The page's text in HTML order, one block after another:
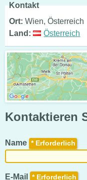
Kontakt
Ort: Wien, Österreich
Land:
Österreich
Kontaktieren
Name *
E-Mail *